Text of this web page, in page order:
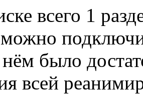
всего 1
было
всей